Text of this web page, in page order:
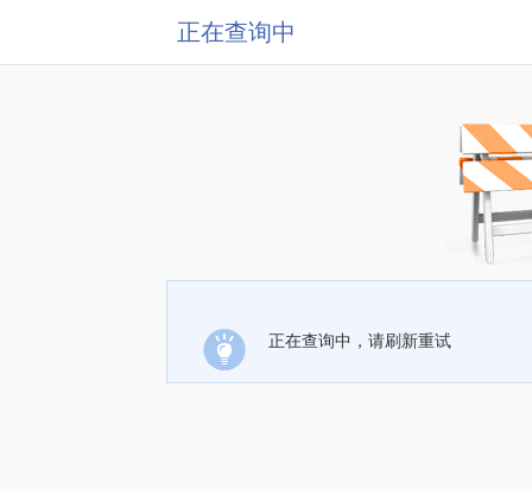
正在查询中
正在查询中，请刷新重试